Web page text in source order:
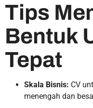
Tips
Bentuk
Tepat
Skala Bisnis: CV
menengah dan